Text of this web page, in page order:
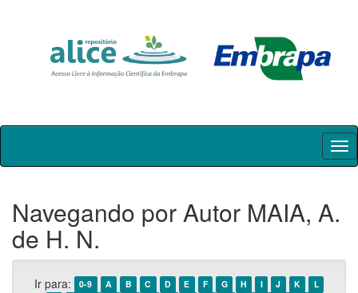
Skip
Navegando por Autor MAIA, A.
de H. N.
Ir para: 0-9 A B C D E F G H I J K
L